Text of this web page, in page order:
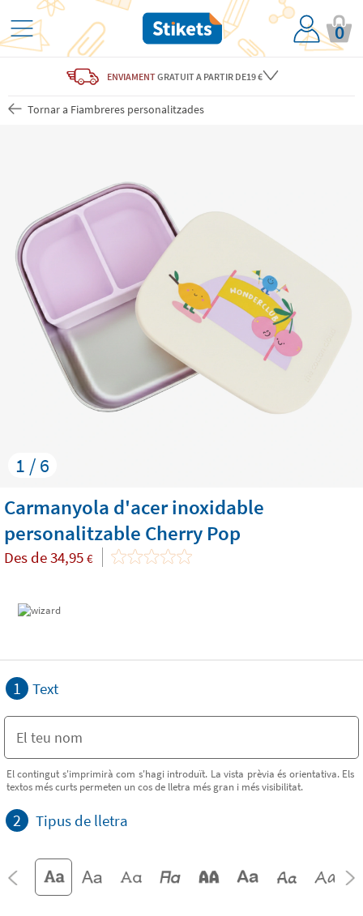
0
ENVIAMENTGRATUITA PARTIR DE19 €
Tornar a Fiambreres personalitzades
1 / 6
Carmanyola d'acer inoxidable
personalitzable Cherry Pop
Des de34,95 €
1 Text
El contingut s'imprimirà com s'hagi introduït. La vista prèvia és orientativa. Els
textos més curts permeten un cos de lletra més gran i més visibilitat.
2 Tipus de lletra